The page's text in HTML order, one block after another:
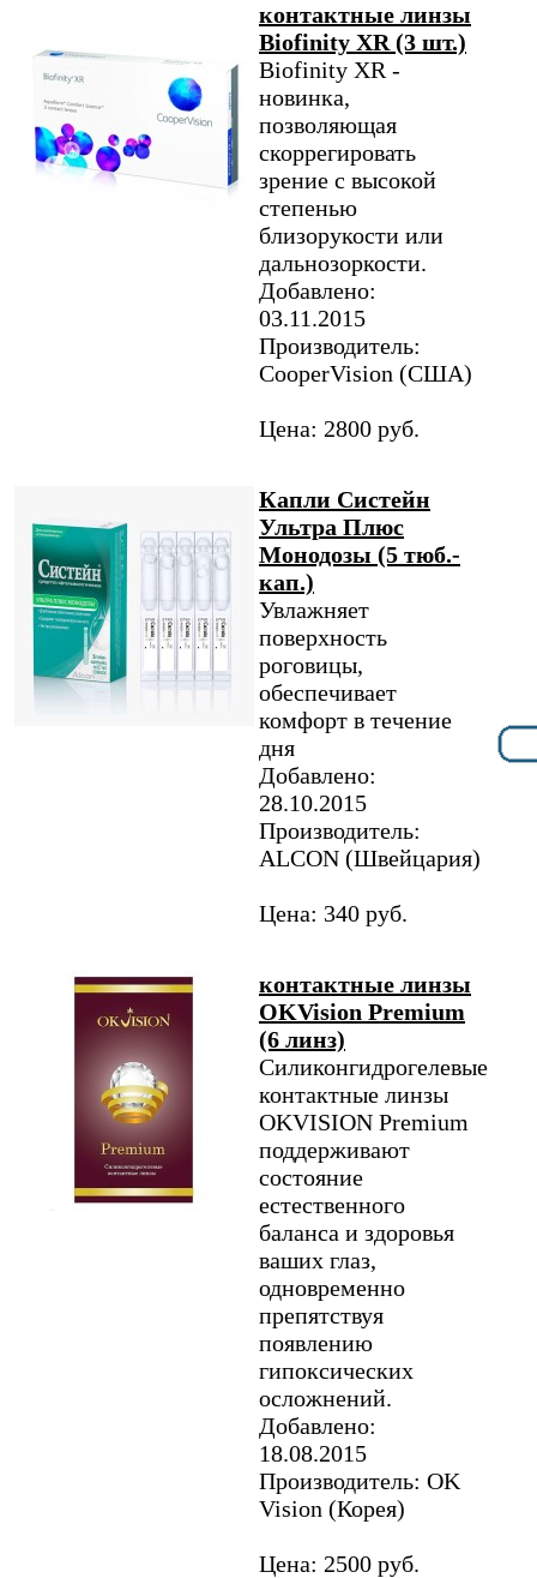
контактные линзы
Biofinity XR (3 шт.)
Biofinity XR -
новинка,
позволяющая
скоррегировать
зрение с высокой
степенью
близорукости или
дальнозоркости.
Добавлено:
03.11.2015
Производитель:
CooperVision (США)
Цена: 2800 руб.
Капли Систейн
Ультра Плюс
Монодозы (5 тюб.-
кап.)
Увлажняет
поверхность
роговицы,
обеспечивает
комфорт в течение
дня
Добавлено:
28.10.2015
Производитель:
ALCON (Швейцария)
Цена: 340 руб.
контактные линзы
OKVision Premium
(6 линз)
Силиконгидрогелевые
контактные линзы
OKVISION Premium
поддерживают
состояние
естественного
баланса и здоровья
ваших глаз,
одновременно
препятствуя
появлению
гипоксических
осложнений.
Добавлено:
18.08.2015
Производитель: OK
Vision (Корея)
Цена: 2500 руб.